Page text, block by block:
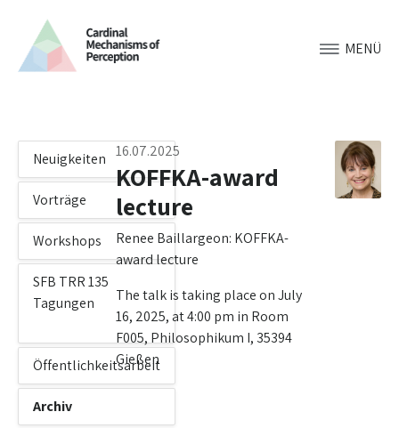
MENÜ
Neuigkeiten
Vorträge
Workshops
SFB TRR 135
Tagungen
Öffentlichkeitsarbeit
Archiv
16.07.2025
KOFFKA-award
lecture
Renee Baillargeon: KOFFKA-
award lecture
The talk is taking place on July
16, 2025, at 4:00 pm in Room
F005, Philosophikum I, 35394
Gießen